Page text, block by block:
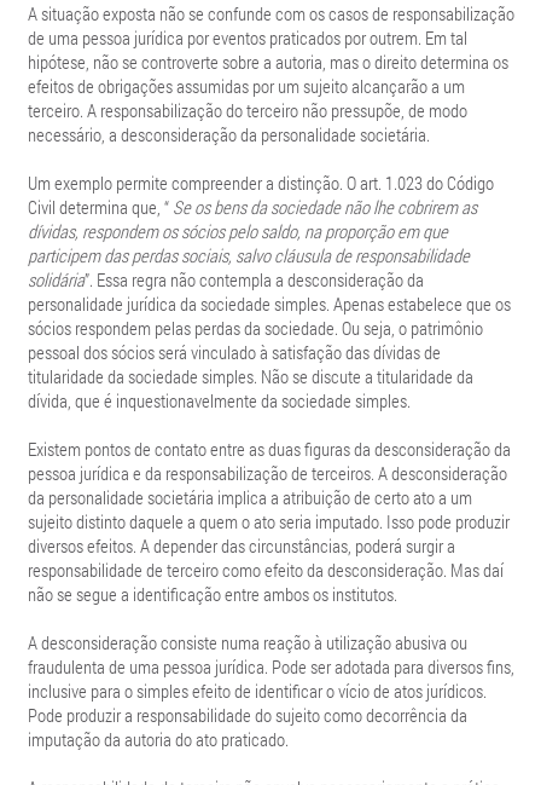
A situação exposta não se confunde com os casos de responsabilização
de uma pessoa jurídica por eventos praticados por outrem. Em tal
hipótese, não se controverte sobre a autoria, mas o direito determina os
efeitos de obrigações assumidas por um sujeito alcançarão a um
terceiro. A responsabilização do terceiro não pressupõe, de modo
necessário, a desconsideração da personalidade societária.
Um exemplo permite compreender a distinção. O art. 1.023 do Código
Civil determina que, “ Se os bens da sociedade não lhe cobrirem as
dívidas, respondem os sócios pelo saldo, na proporção em que
participem das perdas sociais, salvo cláusula de responsabilidade
solidária”. Essa regra não contempla a desconsideração da
personalidade jurídica da sociedade simples. Apenas estabelece que os
sócios respondem pelas perdas da sociedade. Ou seja, o patrimônio
pessoal dos sócios será vinculado à satisfação das dívidas de
titularidade da sociedade simples. Não se discute a titularidade da
dívida, que é inquestionavelmente da sociedade simples.
Existem pontos de contato entre as duas figuras da desconsideração da
pessoa jurídica e da responsabilização de terceiros. A desconsideração
da personalidade societária implica a atribuição de certo ato a um
sujeito distinto daquele a quem o ato seria imputado. Isso pode produzir
diversos efeitos. A depender das circunstâncias, poderá surgir a
responsabilidade de terceiro como efeito da desconsideração. Mas daí
não se segue a identificação entre ambos os institutos.
A desconsideração consiste numa reação à utilização abusiva ou
fraudulenta de uma pessoa jurídica. Pode ser adotada para diversos fins,
inclusive para o simples efeito de identificar o vício de atos jurídicos.
Pode produzir a responsabilidade do sujeito como decorrência da
imputação da autoria do ato praticado.